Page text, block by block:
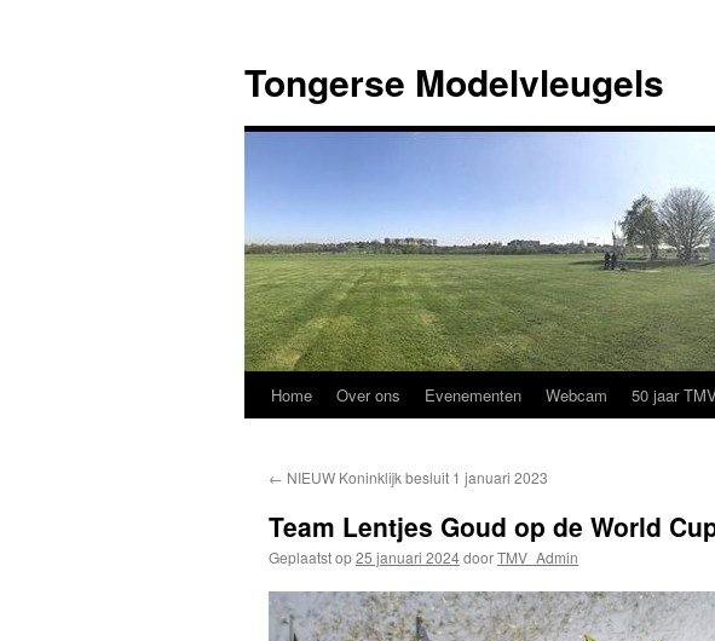
de
inhoud
Tongerse Modelvleugels
Home Over ons Evenementen Webcam 50 jaar
← NIEUW Koninklijk besluit 1 januari 2023
Team Lentjes Goud op de World
Geplaatst op25 januari 2024doorTMV_Admin